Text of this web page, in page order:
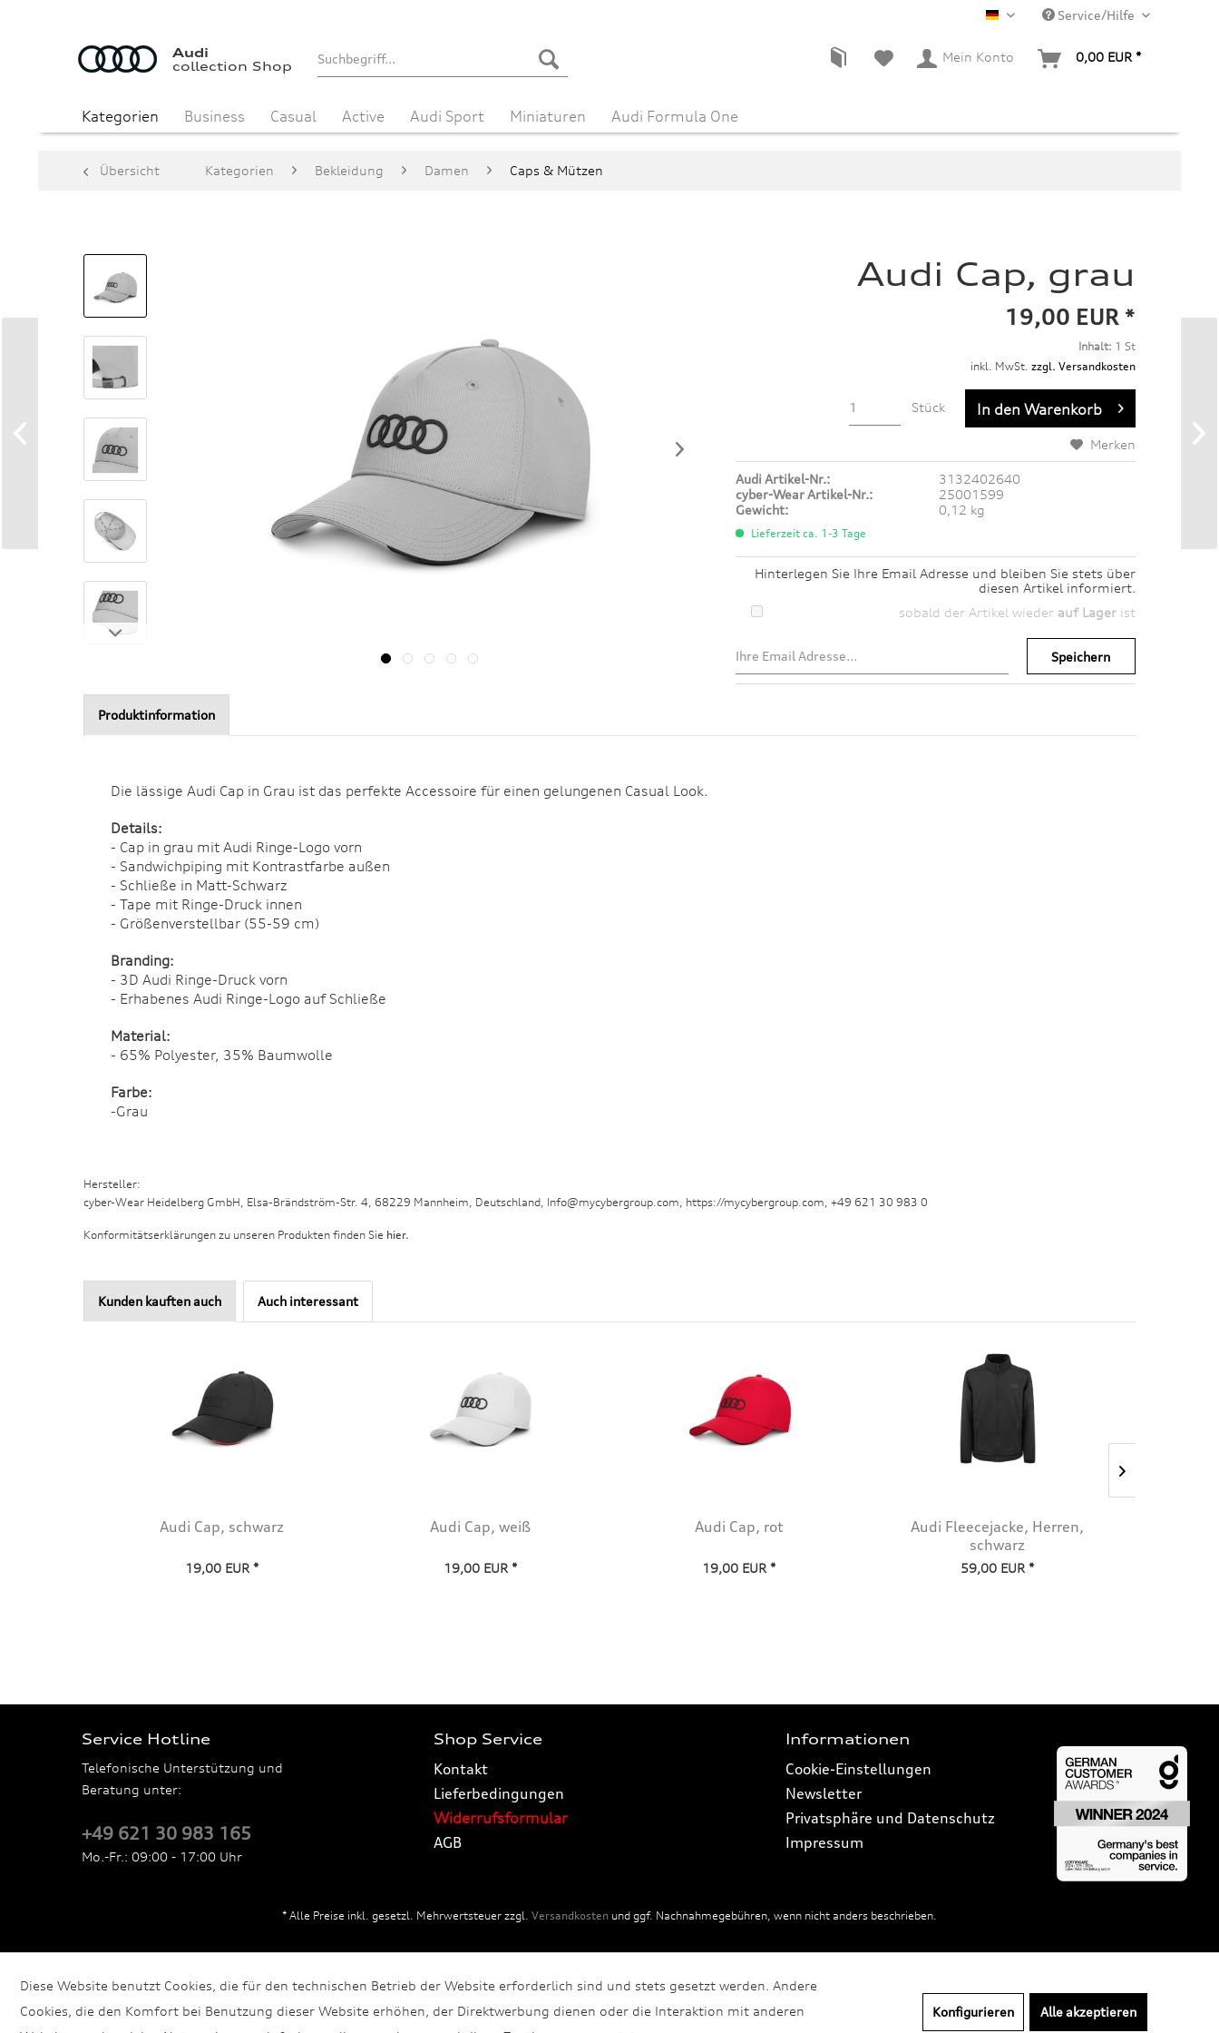
DE Service/Hilfe
Audi
collection Shop
Mein Konto 0,00 EUR *
Kategorien Business Casual Active Audi Sport Miniaturen Audi Formula One
Übersicht Kategorien Bekleidung Damen Caps & Mützen
Audi Cap, grau
19,00 EUR *
Inhalt: 1 St
inkl. MwSt. zzgl. Versandkosten
Stück In den Warenkorb
Merken
Audi Artikel-Nr.:
3132402640
cyber-Wear Artikel-Nr.:
25001599
Gewicht:
0,12 kg
Lieferzeit ca. 1-3 Tage
Hinterlegen Sie Ihre Email Adresse und bleiben Sie stets über
diesen Artikel informiert.
sobald der Artikel wieder auf Lagerist
Speichern
Produktinformation
Die lässige Audi Cap in Grau ist das perfekte Accessoire für einen gelungenen Casual Look.
Details:
- Cap in grau mit Audi Ringe-Logo vorn
- Sandwichpiping mit Kontrastfarbe außen
- Schließe in Matt-Schwarz
- Tape mit Ringe-Druck innen
- Größenverstellbar (55-59 cm)
Branding:
- 3D Audi Ringe-Druck vorn
- Erhabenes Audi Ringe-Logo auf Schließe
Material:
- 65% Polyester, 35% Baumwolle
Farbe:
-Grau
Hersteller:
cyber-Wear Heidelberg GmbH, Elsa-Brändström-Str. 4, 68229 Mannheim, Deutschland, Info@mycybergroup.com, https://mycybergroup.com, +49 621 30 983 0
Konformitätserklärungen zu unseren Produkten finden Sie hier.
Kunden kauften auch Auch interessant
Audi Cap, schwarz
19,00 EUR *
Audi Cap, weiß
19,00 EUR *
Audi Cap, rot
19,00 EUR *
Audi Fleecejacke, Herren,
schwarz
59,00 EUR *
Service Hotline
Telefonische Unterstützung und
Beratung unter:
+49 621 30 983 165
Mo.-Fr.: 09:00 - 17:00 Uhr
Shop Service
Kontakt
Lieferbedingungen
Widerrufsformular
AGB
Informationen
Cookie-Einstellungen
Newsletter
Privatsphäre und Datenschutz
Impressum
* Alle Preise inkl. gesetzl. Mehrwertsteuer zzgl. Versandkosten und ggf. Nachnahmegebühren, wenn nicht anders beschrieben.
Diese Website benutzt Cookies, die für den technischen Betrieb der Website erforderlich sind und stets gesetzt werden. Andere
Cookies, die den Komfort bei Benutzung dieser Website erhöhen, der Direktwerbung dienen oder die Interaktion mit anderen
Konfigurieren Alle akzeptieren